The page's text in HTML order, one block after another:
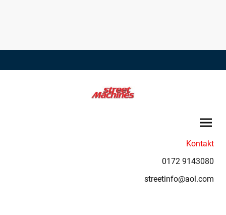
Kontakt
0172 9143080
streetinfo@aol.com